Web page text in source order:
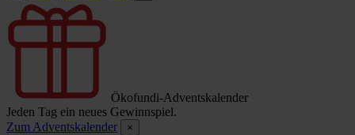
Ökofundi-Adventskalender
Jeden Tag ein neues Gewinnspiel.
Zum Adventskalender
×